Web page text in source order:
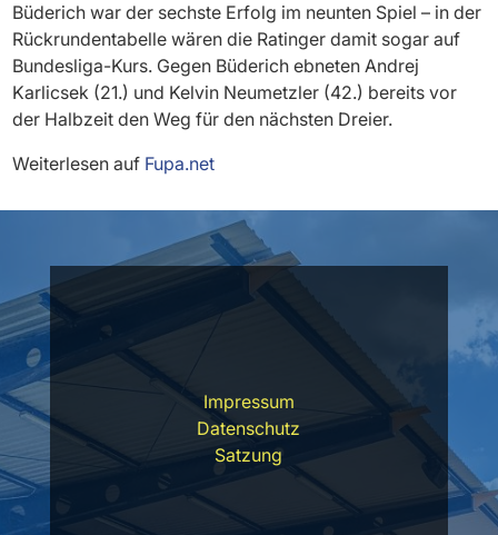
Büderich war der sechste Erfolg im neunten Spiel – in der
Rückrundentabelle wären die Ratinger damit sogar auf
Bundesliga-Kurs. Gegen Büderich ebneten Andrej
Karlicsek (21.) und Kelvin Neumetzler (42.) bereits vor
der Halbzeit den Weg für den nächsten Dreier.
Weiterlesen auf Fupa.net
Impressum
Datenschutz
Satzung